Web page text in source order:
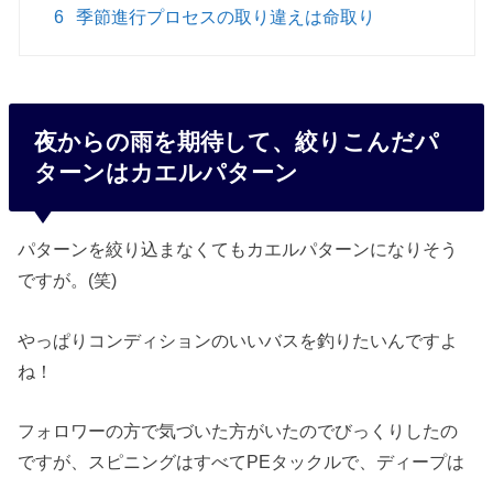
6 季節進行プロセスの取り違えは命取り
夜からの雨を期待して、絞りこんだパ
ターンはカエルパターン
パターンを絞り込まなくてもカエルパターンになりそう
ですが。(笑)
やっぱりコンディションのいいバスを釣りたいんですよ
ね！
フォロワーの方で気づいた方がいたのでびっくりしたの
ですが、スピニングはすべてPEタックルで、ディープは